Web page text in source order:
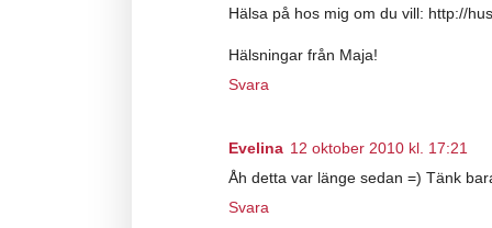
Hälsa på hos mig om du vill: http://
Hälsningar från Maja!
Svara
Evelina 12 oktober 2010 kl. 17:21
Åh detta var länge sedan =) Tänk
Svara